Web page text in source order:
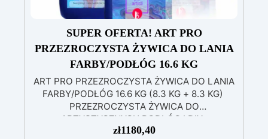
SUPER OFERTA! ART PRO
PRZEZROCZYSTA ŻYWICA DO LANIA
FARBY/PODŁÓG 16.6 KG
ART PRO PRZEZROCZYSTA ŻYWICA DO LANIA
FARBY/PODŁÓG 16.6 KG (8.3 KG + 8.3 KG)
PRZEZROCZYSTA ŻYWICA DO
ARTYSTYCZNYCH PODŁÓG I DIY
Wysokowydajna przezroczysta żywica to
zł1180,40